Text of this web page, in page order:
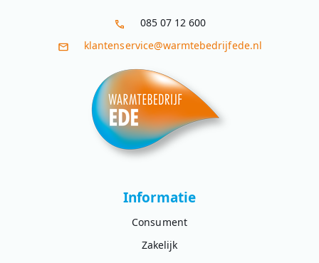
085 07 12 600
klantenservice@warmtebedrijfede.nl
Informatie
Consument
Zakelijk